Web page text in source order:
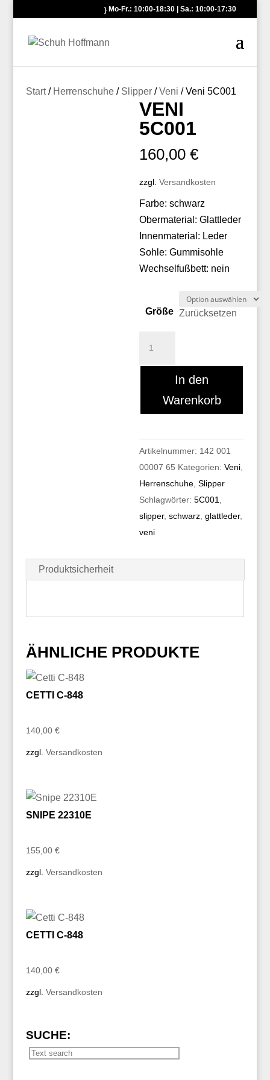
Mo-Fr.: 10:00-18:30 | Sa.: 10:00-17:30
Start/ Herrenschuhe/ Slipper/Veni / Veni 5C001
VENI
5C001
160,00€
zzgl.Versandkosten
Farbe: schwarz
Obermaterial: Glattleder
Innenmaterial: Leder
Sohle: Gummisohle
Wechselfußbett: nein
Größe Zurücksetzen
In den
Warenkorb
Artikelnummer: 142 001
00007 65 Kategorien:Veni
Herrenschuhe ,Slipper
Schlagwörter:5C001
slipper,schwarz ,glattleder,
veni
Produktsicherheit
ÄHNLICHE PRODUKTE
CETTI C-848
140,00 €
zzgl. Versandkosten
SNIPE 22310E
155,00 €
zzgl. Versandkosten
CETTI C-848
140,00 €
zzgl. Versandkosten
SUCHE: